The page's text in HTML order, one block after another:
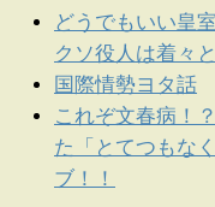
どうでもいい皇
クソ役人は着々
国際情勢ヨタ話
これぞ文春病！
た「とてつもな
ブ！！